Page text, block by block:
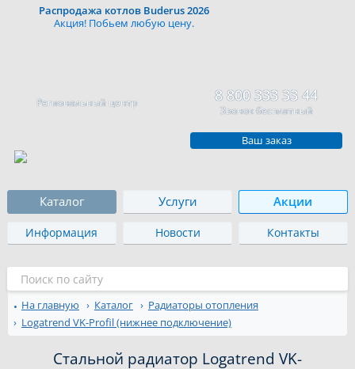
Распродажа котлов Buderus 2026
Акция! Побьем любую цену.
Региональный центр 8 800 333 33 44
Звонок бесплатный
Ваш заказ
Каталог Услуги Акции
Информация Новости Контакты
На главную Каталог
Радиаторы отопления
Logatrend VK-Profil (нижнее подключение)
Стальной радиатор Logatrend VK-